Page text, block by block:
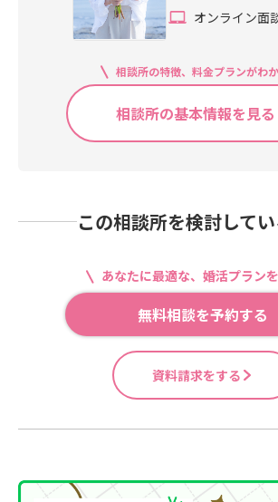
オンライン面
相談所の特徴、料金プランがわ
相談所の基本情報を見る
この相談所を検討して
あなたに最適な、婚活プラン
無料相談を予約する
資料請求をする